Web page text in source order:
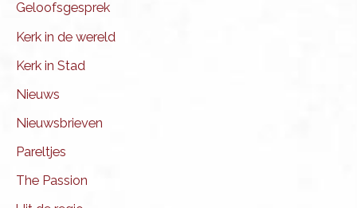
Geloofsgesprek
Kerk in de wereld
Kerk in Stad
Nieuws
Nieuwsbrieven
Pareltjes
The Passion